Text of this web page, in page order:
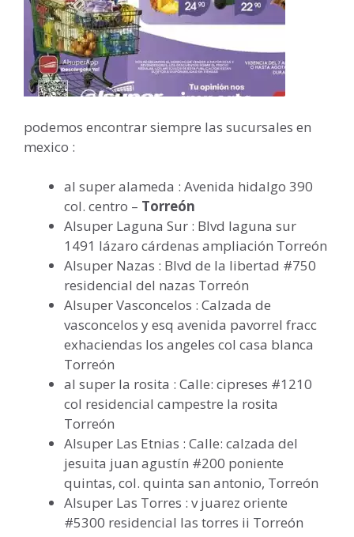
podemos encontrar siempre las sucursales en
mexico :
al super alameda : Avenida hidalgo 390
col. centro – Torreón
Alsuper Laguna Sur : Blvd laguna sur
1491 lázaro cárdenas ampliación Torreón
Alsuper Nazas : Blvd de la libertad #750
residencial del nazas Torreón
Alsuper Vasconcelos : Calzada de
vasconcelos y esq avenida pavorrel fracc
exhaciendas los angeles col casa blanca
Torreón
al super la rosita : Calle: cipreses #1210
col residencial campestre la rosita
Torreón
Alsuper Las Etnias : Calle: calzada del
jesuita juan agustín #200 poniente
quintas, col. quinta san antonio, Torreón
Alsuper Las Torres : v juarez oriente
#5300 residencial las torres ii Torreón